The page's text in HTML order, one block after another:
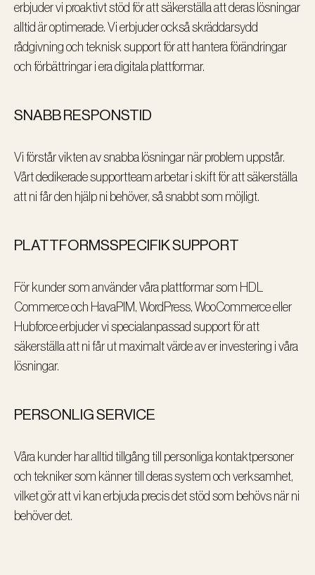
erbjuder vi proaktivt stöd för att säkerställa att deras lösningar
alltid är optimerade. Vi erbjuder också skräddarsydd
rådgivning och teknisk support för att hantera förändringar
och förbättringar i era digitala plattformar.
SNABB RESPONSTID
Vi förstår vikten av snabba lösningar när problem uppstår.
Vårt dedikerade supportteam arbetar i skift för att säkerställa
att ni får den hjälp ni behöver, så snabbt som möjligt.
PLATTFORMSSPECIFIK SUPPORT
För kunder som använder våra plattformar som HDL
Commerce och HavaPIM, WordPress, WooCommerce eller
Hubforce erbjuder vi specialanpassad support för att
säkerställa att ni får ut maximalt värde av er investering i våra
lösningar.
PERSONLIG SERVICE
Våra kunder har alltid tillgång till personliga kontaktpersoner
och tekniker som känner till deras system och verksamhet,
vilket gör att vi kan erbjuda precis det stöd som behövs när ni
behöver det.